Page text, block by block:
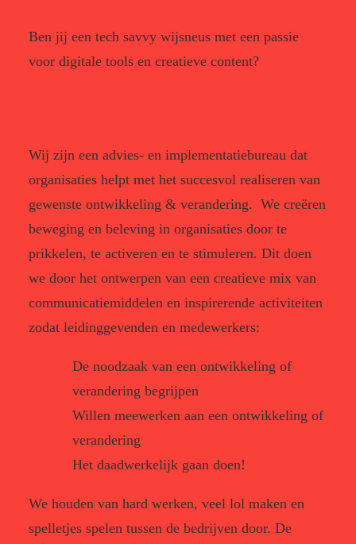
Ben jij een tech savvy wijsneus met een passie
voor digitale tools en creatieve content?
Wij zijn een advies- en implementatiebureau dat
organisaties helpt met het succesvol realiseren van
gewenste ontwikkeling & verandering. We creëren
beweging en beleving in organisaties door te
prikkelen, te activeren en te stimuleren. Dit doen
we door het ontwerpen van een creatieve mix van
communicatiemiddelen en inspirerende activiteiten
zodat leidinggevenden en medewerkers:
De noodzaak van een ontwikkeling of
verandering begrijpen
Willen meewerken aan een ontwikkeling of
verandering
Het daadwerkelijk gaan doen!
We houden van hard werken, veel lol maken en
spelletjes spelen tussen de bedrijven door. De